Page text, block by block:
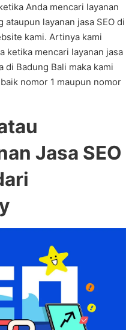
Anda mencari layanan
layanan jasa SEO di
kami. Artinya kami
ketika mencari layanan jasa
di Badung Bali maka kami
nomor 1 maupun nomor
Jasa SEO